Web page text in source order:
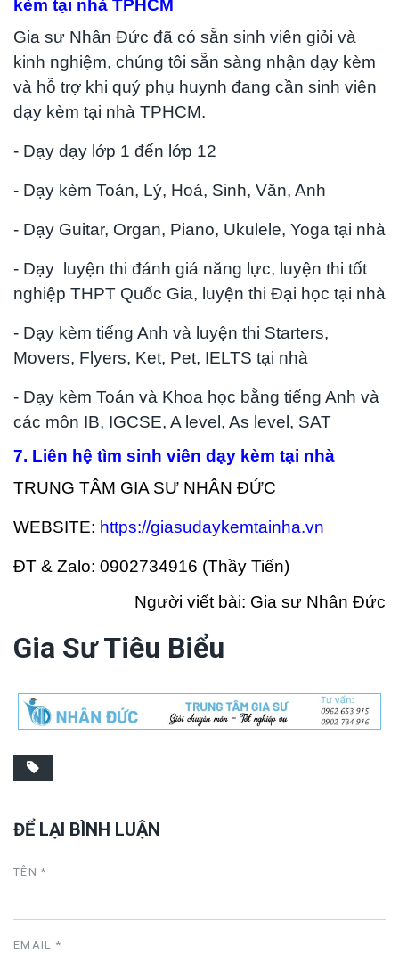
kèm tại nhà TPHCM
Gia sư Nhân Đức đã có sẵn sinh viên giỏi và
kinh nghiệm, chúng tôi sẵn sàng nhận dạy kèm
và hỗ trợ khi quý phụ huynh đang cần sinh viên
dạy kèm tại nhà TPHCM.
- Dạy dạy lớp 1 đến lớp 12
- Dạy kèm Toán, Lý, Hoá, Sinh, Văn, Anh
- Dạy Guitar, Organ, Piano, Ukulele, Yoga tại nhà
- Dạy luyện thi đánh giá năng lực, luyện thi tốt
nghiệp THPT Quốc Gia, luyện thi Đại học tại nhà
- Dạy kèm tiếng Anh và luyện thi Starters,
Movers, Flyers, Ket, Pet, IELTS tại nhà
- Dạy kèm Toán và Khoa học bằng tiếng Anh và
các môn IB, IGCSE, A level, As level, SAT
7. Liên hệ tìm sinh viên dạy kèm tại nhà
TRUNG TÂM GIA SƯ NHÂN ĐỨC
WEBSITE: https://giasudaykemtainha.vn
ĐT & Zalo: 0902734916 (Thầy Tiến)
Người viết bài: Gia sư Nhân Đức
Gia Sư Tiêu Biểu
ĐỂ LẠI BÌNH LUẬN
TÊN *
EMAIL *